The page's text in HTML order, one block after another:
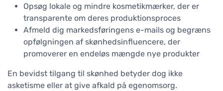
Opsøg lokale og mindre kosmetikmærker, der er
transparente om deres produktionsproces
Afmeld dig markedsføringens e-mails og begræns
opfølgningen af skønhedsinfluencere, der
promoverer en endeløs mængde nye produkter
En bevidst tilgang til skønhed betyder dog ikke
asketisme eller at give afkald på egenomsorg.